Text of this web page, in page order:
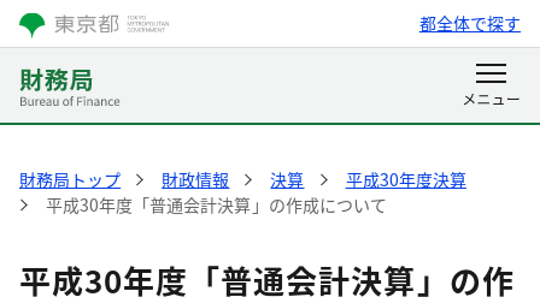
都全体で探す
財務局トップ 財政情報 決算
平成30年度決算
平成30年度「普通会計決算」の作成について
平成30年度「普通会計決算」の作